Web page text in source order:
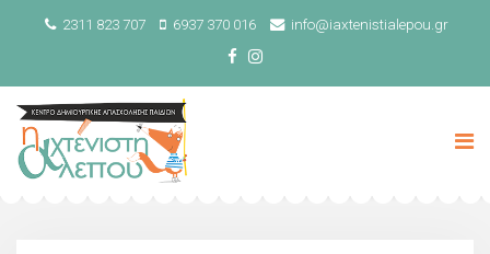
2311 823 707 6937 370 016 info@iaxtenistialepou.gr